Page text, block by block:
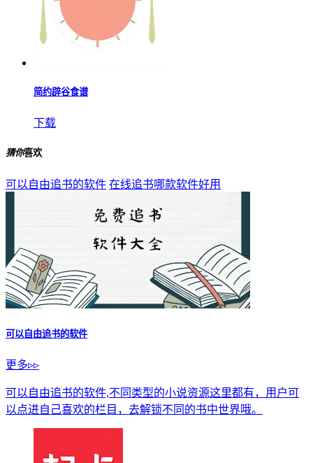
简约辟谷食谱
下载
猜你喜欢
可以自由追书的软件 在线追书哪款软件好用
可以自由追书的软件
更多▹▹
可以自由追书的软件,不同类型的小说资源这里都有，用户可
以点进自己喜欢的栏目，去解锁不同的书中世界哦。